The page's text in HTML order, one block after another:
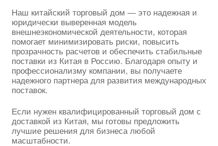
Наш китайский торговый дом — это надежная и
юридически выверенная модель
внешнеэкономической деятельности, которая
помогает минимизировать риски, повысить
прозрачность расчетов и обеспечить стабильные
поставки из Китая в Россию. Благодаря опыту и
профессионализму компании, вы получаете
надежного партнера для развития международных
поставок.
Если нужен квалифицированный торговый дом с
доставкой из Китая, мы готовы предложить
лучшие решения для бизнеса любой
масштабности.